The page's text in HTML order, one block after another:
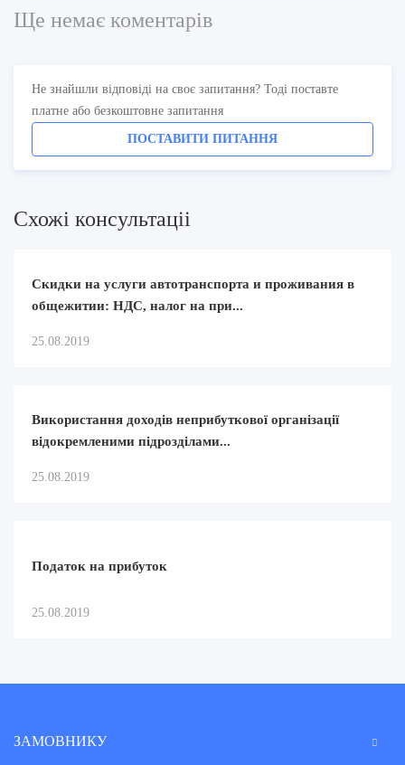
Ще немає коментарів
Не знайшли відповіді на своє запитання? Тоді поставте
платне або безкоштовне запитання
ПОСТАВИТИ ПИТАННЯ
Схожi консультацii
Скидки на услуги автотранспорта и проживания в
общежитии: НДС, налог на при...
25.08.2019
Використання доходів неприбуткової організації
відокремленими підрозділами...
25.08.2019
Податок на прибуток
25.08.2019
ЗАМОВНИКУ